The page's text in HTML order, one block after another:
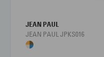
JEAN PAUL
JEAN PAUL JPKS016